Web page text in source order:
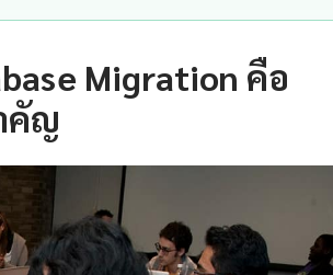
Migration คือ
คัญ